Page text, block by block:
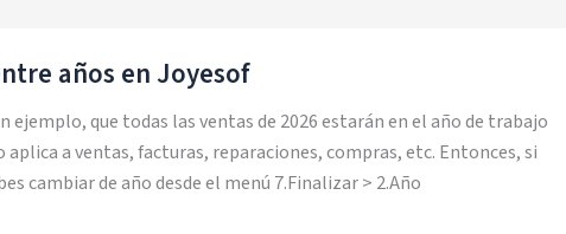
años en Joyesof
ejemplo, que todas las ventas de 2026 estarán en el año de trabajo
aplica a ventas, facturas, reparaciones, compras, etc. Entonces, si
cambiar de año desde el menú 7.Finalizar > 2.Año